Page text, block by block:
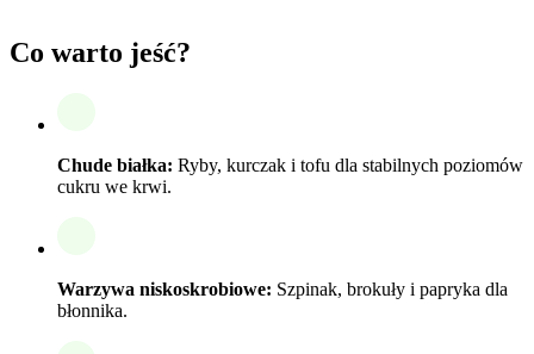
Co warto jeść?
Chude białka: Ryby, kurczak i tofu dla stabilnych poziomów
cukru we krwi.
Warzywa niskoskrobiowe: Szpinak, brokuły i papryka dla
błonnika.